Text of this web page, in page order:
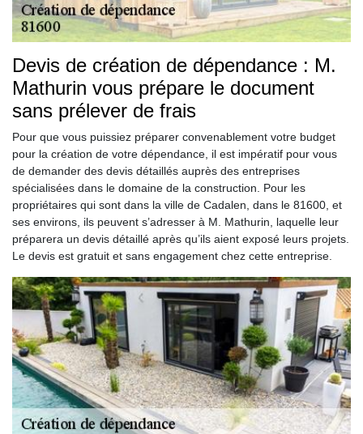
Devis de création de dépendance : M.
Mathurin vous prépare le document
sans prélever de frais
Pour que vous puissiez préparer convenablement votre budget
pour la création de votre dépendance, il est impératif pour vous
de demander des devis détaillés auprès des entreprises
spécialisées dans le domaine de la construction. Pour les
propriétaires qui sont dans la ville de Cadalen, dans le 81600, et
ses environs, ils peuvent s’adresser à M. Mathurin, laquelle leur
préparera un devis détaillé après qu’ils aient exposé leurs projets.
Le devis est gratuit et sans engagement chez cette entreprise.